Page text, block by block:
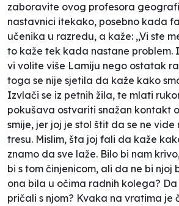
zaboravite ovog profesora
nastavnici itekako, posebno kada
učenika u razredu, a kaže: ,,Vi ste
to kaže tek kada nastane problem.
vi volite više Lamiju nego ostatak
toga se nije sjetila da kaže kako
Izvlači se iz petnih žila, te mlati
pokušava ostvariti snažan kontakt
smije, jer joj je stol štit da se ne vide
tresu. Mislim, šta joj fali da kaže
znamo da sve laže. Bilo bi nam
bi s tom činjenicom, ali da ne bi njoj
ona bila u očima radnih kolega?
pričali s njom? Kvaka na vratima je